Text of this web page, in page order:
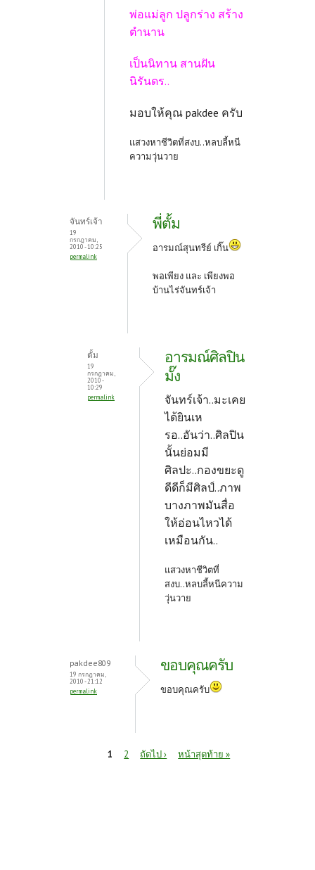
พ่อแม่ลูก ปลูกร่าง สร้าง
ตำนาน
เป็นนิทาน สานฝัน
นิรันดร..
มอบให้คุณ pakdee ครับ
แสวงหาชีวิตที่สงบ..หลบลี้หนี
ความวุ่นวาย
จันทร์เจ้า
19
กรกฎาคม,
2010 - 10:25
permalink
พี่ตั้ม
อารมณ์สุนทรีย์ เกิ๊น
พอเพียง และ เพียงพอ
บ้านไร่จันทร์เจ้า
ตั้ม
19
กรกฎาคม,
2010 -
10:29
permalink
อารมณ์ศิลปิน
มั๊ง
จันทร์เจ้า..มะเคย
ได้ยินเห
รอ..อันว่า..ศิลปิน
นั้นย่อมมี
ศิลปะ..กองขยะดู
ดีดีก็มีศิลป์..ภาพ
บางภาพมันสื่อ
ให้อ่อนไหวได้
เหมือนกัน..
แสวงหาชีวิตที่
สงบ..หลบลี้หนีความ
วุ่นวาย
pakdee809
19 กรกฎาคม,
2010 - 21:12
permalink
ขอบคุณครับ
ขอบคุณครับ
1 2 ถัดไป › หน้าสุดท้าย »